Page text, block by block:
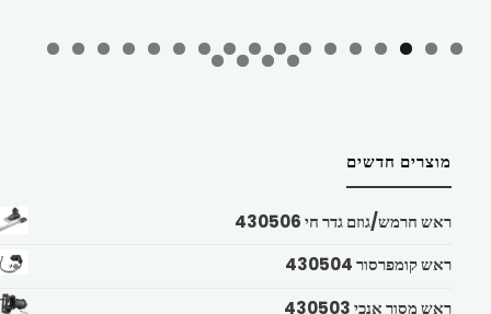
מוצרים חדשים
ראש חרמש/גוזם גדר חי 430506
ראש קומפרסור 430504
ראש מסור אנכי 430503